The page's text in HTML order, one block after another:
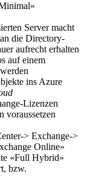
Server macht
die Directory-
aufrecht erhalten
auf einem
ins Azure
Lizenzen
voraussetzen
> Exchange->
Online»
«Full Hybrid»
bzw.